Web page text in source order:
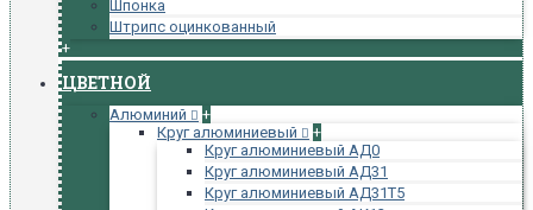
Шпонка
Штрипс оцинкованный
+
ЦВЕТНОЙ
Алюминий
+
Круг алюминиевый
+
Круг алюминиевый АД0
Круг алюминиевый АД31
Круг алюминиевый АД31Т5